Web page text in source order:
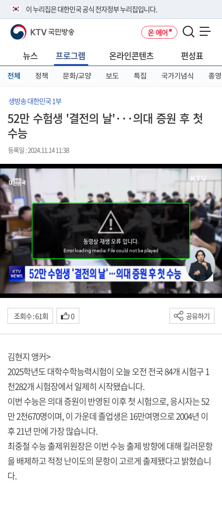
이 누리집은 대한민국 공식 전자정부 누리집입니다.
공식 누리집 주소 확인하기
니다.
이밖에 or.kr 또는 .kr등 다른 도메인 주소를 사용하고 있다면 아래 URL에
서 도메인 주소를 확인해 보세요
KTV 국민방송 온 에어
뉴스 프로그램 온라인콘텐츠 편성표
전체 정책 문화/교양 보도 특집 국가기념식 종영
생방송 대한민국 1부
52만 수험생 '결전의 날'···의대 증원 후 첫
수능
등록일 : 2024.11.14 11:38
조회수 : 61회 0 공유하기
김현지 앵커>
2025학년도 대학수학능력시험이 오늘 오전 전국 84개 시험구 1
천282개 시험장에서 일제히 시작됐습니다.
이번 수능은 의대 증원이 반영된 이후 첫 시험으로, 응시자는 52
만 2천670명이며, 이 가운데 졸업생은 16만여명으로 2004년 이
후 21년 만에 가장 많습니다.
최중철 수능 출제위원장은 이번 수능 출제 방향에 대해 킬러문항
을 배제하고 적정 난이도의 문항이 고르게 출제됐다고 밝혔습니
다.